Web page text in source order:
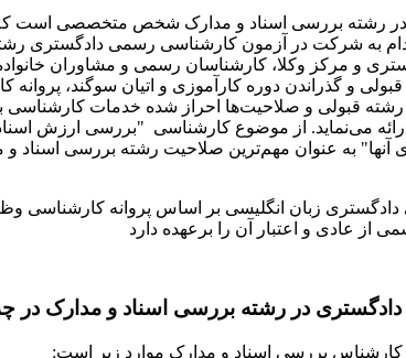
رشته بررسی اسناد و مدارک شخص متخصصی است که با
اقدام به شرکت در آزمون کارشناسی رسمی دادگستری
و مرکز وکلا، کارشناسان رسمی و مشاوران خانواده
و گذراندن دوره کارآموزی و اتیان سوگند،
قبولی و صلاحیت‌ها احراز شده خدمات کارشناسی
می‌نماید. از موضوع کارشناسی "بررسی ارزش
آنها" به عنوان مهم‌ترین صلاحیت رشته بررسی اسناد
زبان انگلیسی بر اساس پروانه کارشناسی
از عادی و اعتبار آن را برعهده دارد
در رشته بررسی اسناد و مدارک در
بررسی اسناد و مدارک موارد زیر است: